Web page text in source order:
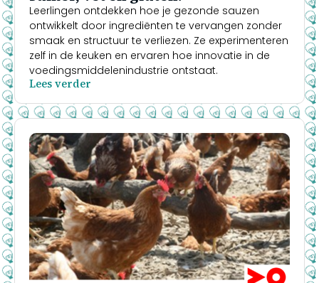
Leerlingen ontdekken hoe je gezonde sauzen
ontwikkelt door ingrediënten te vervangen zonder
smaak en structuur te verliezen. Ze experimenteren
zelf in de keuken en ervaren hoe innovatie in de
voedingsmiddelenindustrie ontstaat.
Lees verder